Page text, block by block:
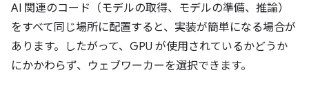
AI 関連のコード（モデルの取得、モデルの準備、推論）
をすべて同じ場所に配置すると、実装が簡単になる場合が
あります。したがって、GPU が使用されているかどうか
にかかわらず、ウェブワーカーを選択できます。